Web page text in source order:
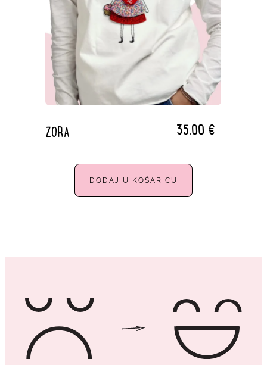
ZORA 35,00 €
DODAJ U KOŠARICU